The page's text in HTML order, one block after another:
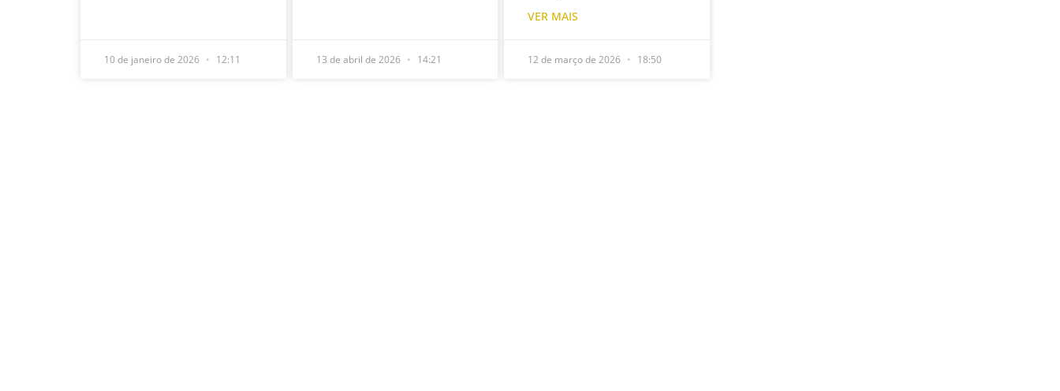
10 de janeiro de 2026 12:11 13 de abril de 2026 14:21
VER MAIS
12 de março de 2026 18:50